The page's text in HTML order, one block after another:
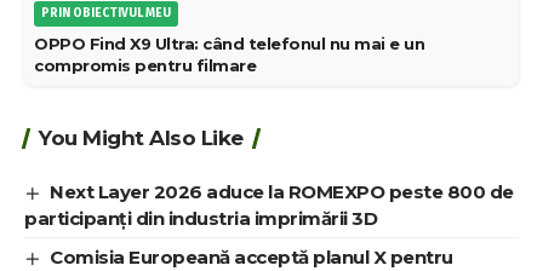
PRIN OBIECTIVUL MEU
OPPO Find X9 Ultra: când telefonul nu mai e un
compromis pentru filmare
You Might Also Like
Next Layer 2026 aduce la ROMEXPO peste 800 de
participanți din industria imprimării 3D
Comisia Europeană acceptă planul X pentru